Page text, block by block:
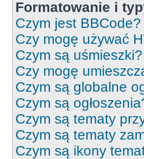
Formatowanie i
Czym jest BBCode?
Czy mogę używać
Czym są uśmieszki?
Czy mogę
Czym są globalne
Czym są
Czym są tematy
Czym są tematy
Czym są ikony